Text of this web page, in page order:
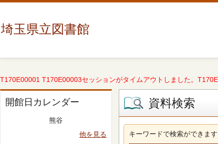
埼玉県立図書館
T170E00001 T170E00003セッションがタイムアウトしました。
開館日カレンダー
熊谷
他を見る
資料検索
キーワードで検索ができます